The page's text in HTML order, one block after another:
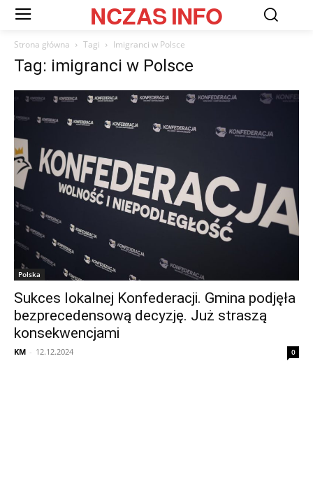
NCZASINFO
Strona główna Tagi Imigranci w Polsce
Tag: imigranci w Polsce
Polska
Sukces lokalnej Konfederacji. Gmina podjęła
bezprecedensową decyzję. Już straszą
konsekwencjami
KM - 12.12.2024 0